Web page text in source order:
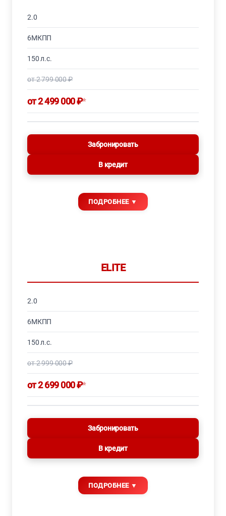
2.0
6МКПП
150 л.с.
от 2 799 000 ₽
от 2 499 000 ₽*
Забронировать
В кредит
ELITE
2.0
6МКПП
150 л.с.
от 2 999 000 ₽
от 2 699 000 ₽*
Забронировать
В кредит